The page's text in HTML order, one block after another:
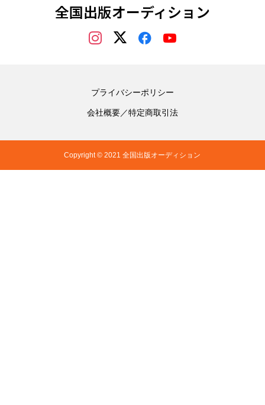
全国出版オーディション
プライバシーポリシー
会社概要／特定商取引法
Copyright © 2021 全国出版オーディション